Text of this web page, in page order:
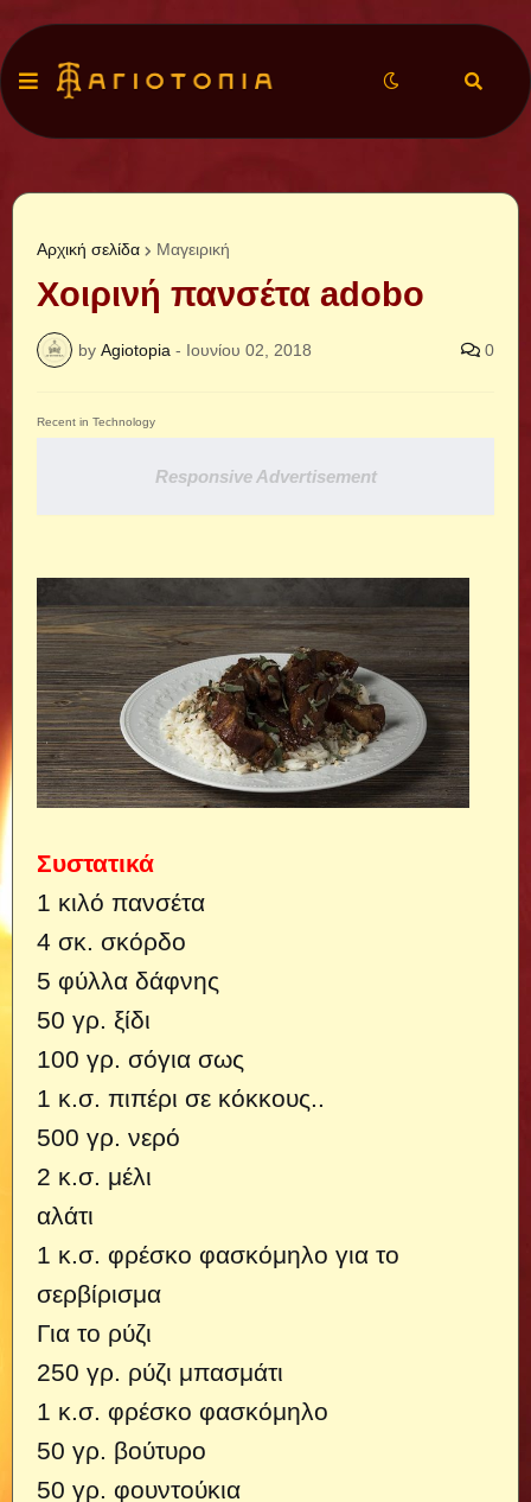
Αρχική σελίδα Μαγειρική
Χοιρινή πανσέτα adobo
by Agiotopia - Ιουνίου 02, 2018 0
Recent in Technology
Responsive Advertisement
Συστατικά
1 κιλό πανσέτα
4 σκ. σκόρδο
5 φύλλα δάφνης
50 γρ. ξίδι
100 γρ. σόγια σως
1 κ.σ. πιπέρι σε κόκκους..
500 γρ. νερό
2 κ.σ. μέλι
αλάτι
1 κ.σ. φρέσκο φασκόμηλο για το
σερβίρισμα
Για το ρύζι
250 γρ. ρύζι μπασμάτι
1 κ.σ. φρέσκο φασκόμηλο
50 γρ. βούτυρο
50 γρ. φουντούκια